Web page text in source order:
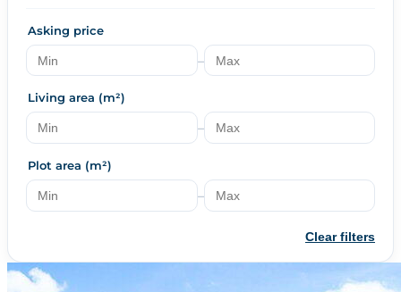
Asking price
–
Living area (m²)
–
Plot area (m²)
–
Clear filters